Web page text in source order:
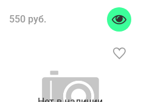
550 руб.